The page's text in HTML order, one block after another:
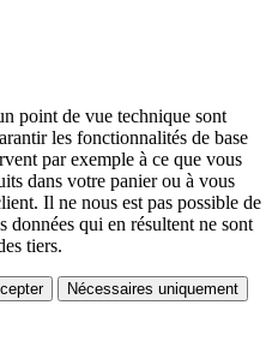
point de vue technique sont
les fonctionnalités de base
par exemple à ce que vous
dans votre panier ou à vous
Il ne nous est pas possible de
données qui en résultent ne sont
tiers.
Nécessaires uniquement